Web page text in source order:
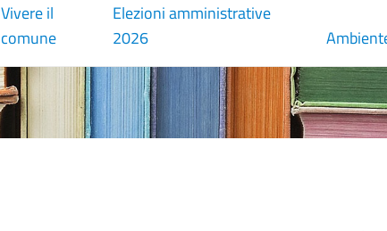
Vivere il
comune
Elezioni amministrative
2026